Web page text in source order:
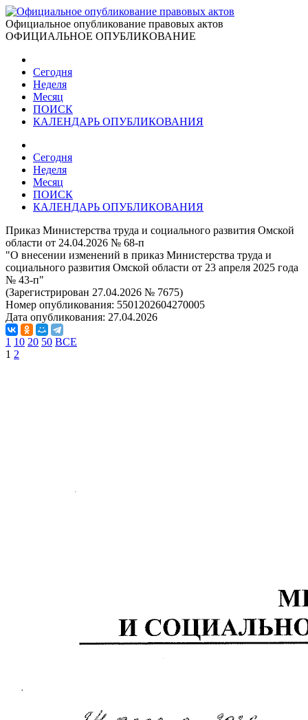
Официальное опубликование правовых актов
ОФИЦИАЛЬНОЕ ОПУБЛИКОВАНИЕ
Сегодня
Неделя
Месяц
ПОИСК
КАЛЕНДАРЬ ОПУБЛИКОВАНИЯ
Сегодня
Неделя
Месяц
ПОИСК
КАЛЕНДАРЬ ОПУБЛИКОВАНИЯ
Приказ Министерства труда и социального развития Омской
области от 24.04.2026 № 68-п
"О внесении изменений в приказ Министерства труда и
социального развития Омской области от 23 апреля 2025 года
№ 43-п"
(Зарегистрирован 27.04.2026 № 7675)
Номер опубликования: 5501202604270005
Дата опубликования: 27.04.2026
1 10 20 50 ВСЕ
1 2